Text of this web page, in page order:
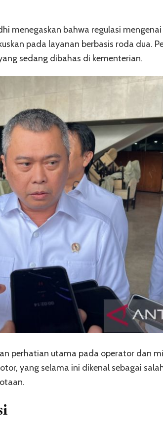
menegaskan bahwa regulasi
pada layanan berbasis roda dua.
sedang dibahas di kementerian.
perhatian utama pada operator dan
yang selama ini dikenal sebagai